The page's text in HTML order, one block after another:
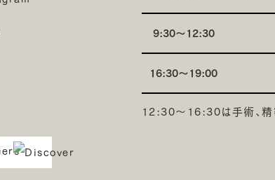
9:30～12:30
16:30～19:00
12:30～16:30は手術、精